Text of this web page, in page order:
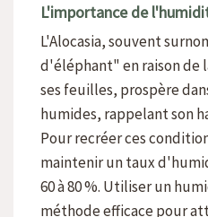
L'importance de
L'Alocasia, souvent
d'éléphant" en raison de
ses feuilles, prospère
humides, rappelant son
Pour recréer ces
maintenir un taux
60 à 80 %. Utiliser un
méthode efficace pour